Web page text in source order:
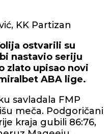
KK Partizan
ostvarili su
nastavio seriju
zlato upisao novi
ABA lige.
savladala FMP
meča. Podgoričani
kraja gubili 86:76,